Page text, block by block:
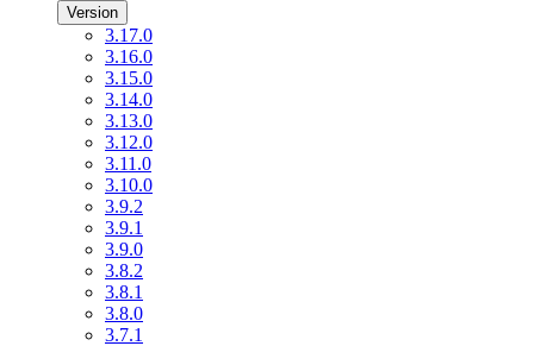
Version
3.17.0
3.16.0
3.15.0
3.14.0
3.13.0
3.12.0
3.11.0
3.10.0
3.9.2
3.9.1
3.9.0
3.8.2
3.8.1
3.8.0
3.7.1